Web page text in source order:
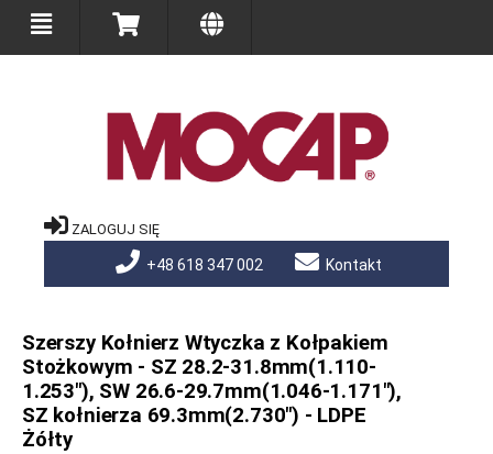
ZALOGUJ SIĘ
+48 618 347 002 Kontakt
Szerszy Kołnierz Wtyczka z Kołpakiem
Stożkowym - SZ 28.2-31.8mm(1.110-
1.253"), SW 26.6-29.7mm(1.046-1.171"),
SZ kołnierza 69.3mm(2.730") - LDPE
Żółty